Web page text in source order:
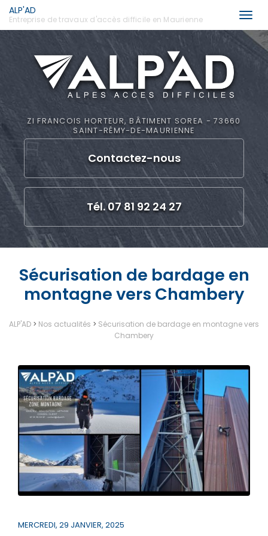
contenu
ALP'AD
Entreprise de travaux d'accès difficile en Maurienne
ZI FRANCOIS HORTEUR, BÂTIMENT SOREA - 73660
SAINT-RÉMY-DE-MAURIENNE
Contactez-nous
Tél. 07 81 92 24 27
Sécurisation de bardage en
montagne vers Chambery
ALP'AD > Nos actualités > Sécurisation de bardage en montagne vers
Chambery
MERCREDI, 29 JANVIER, 2025